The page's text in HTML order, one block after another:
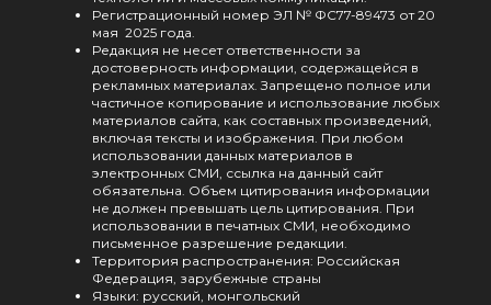
Регистрационный номер ЭЛ № ФС77-89473 от 20
мая 2025 года.
Редакция не несет ответственности за
достоверность информации, содержащейся в
рекламных материалах. Запрещено полное или
частичное копирование и использование любых
материалов сайта, как составных произведений,
включая тексты и изображения. При любом
использовании данных материалов в
электронных СМИ, ссылка на данный сайт
обязательна. Объем цитирования информации
не должен превышать цель цитирования. При
использовании в печатных СМИ, необходимо
письменное разрешение редакции.
Территория распространения: Российская
Федерация, зарубежные страны
Языки: русский, монгольский